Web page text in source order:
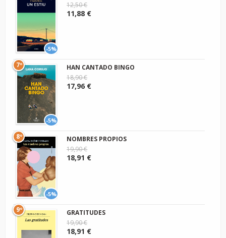
-5%
12,50 €
11,88 €
-5%
7º
HAN CANTADO BINGO
18,90 €
17,96 €
-5%
8º
NOMBRES PROPIOS
19,90 €
18,91 €
9º
GRATITUDES
19,90 €
18,91 €